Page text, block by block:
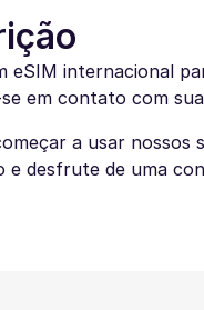
eSIM internacional
em contato com
a usar
e desfrute de uma